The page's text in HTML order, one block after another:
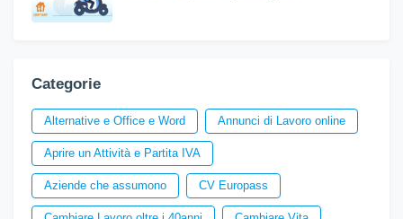
Categorie
Alternative e Office e Word Annunci di Lavoro online
Aprire un Attività e Partita IVA
Aziende che assumono CV Europass